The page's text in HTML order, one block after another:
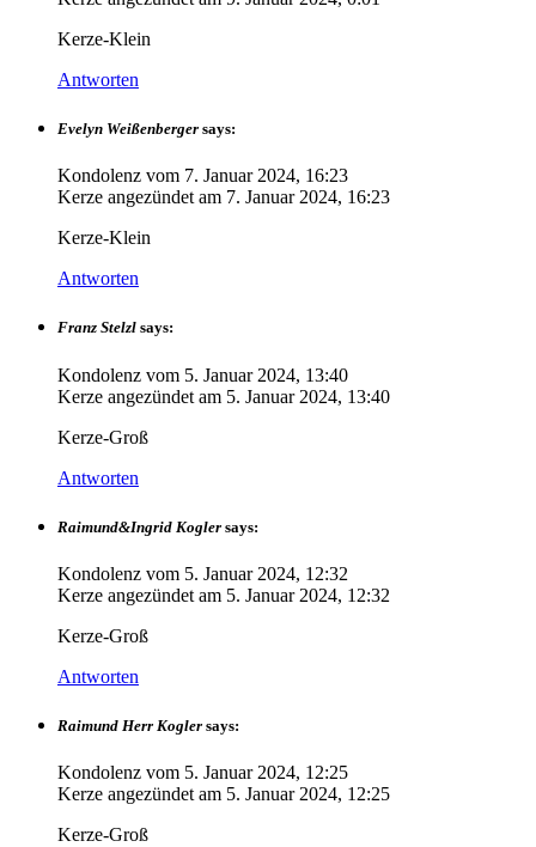
Kerze-Klein
Antworten
Evelyn Weißenberger says:
Kondolenz vom 7. Januar 2024, 16:23
Kerze angezündet am 7. Januar 2024, 16:23
Kerze-Klein
Antworten
Franz Stelzl says:
Kondolenz vom 5. Januar 2024, 13:40
Kerze angezündet am 5. Januar 2024, 13:40
Kerze-Groß
Antworten
Raimund&Ingrid Kogler says:
Kondolenz vom 5. Januar 2024, 12:32
Kerze angezündet am 5. Januar 2024, 12:32
Kerze-Groß
Antworten
Raimund Herr Kogler says:
Kondolenz vom 5. Januar 2024, 12:25
Kerze angezündet am 5. Januar 2024, 12:25
Kerze-Groß